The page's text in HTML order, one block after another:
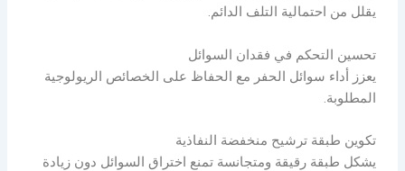
يقلل من احتمالية التلف الدائم.
تحسين التحكم في فقدان السوائل
يعزز أداء سوائل الحفر مع الحفاظ على الخصائص الريولوجية
المطلوبة.
تكوين طبقة ترشيح منخفضة النفاذية
يشكل طبقة رقيقة ومتجانسة تمنع اختراق السوائل دون زيادة